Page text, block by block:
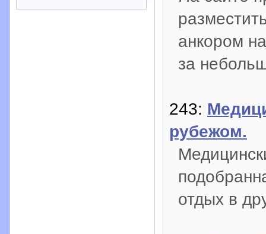
анкором
за
243:
рубежом.
отдых в